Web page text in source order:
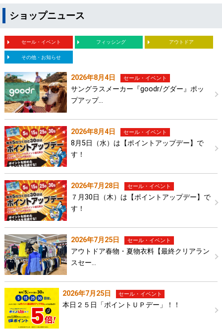
ショップニュース
セール・イベント フィッシング アウトドア
その他・お知らせ
2026年8月4日 セール・イベント
サングラスメーカー『goodr/グダー』ポッ
プアップ…
2026年8月4日 セール・イベント
8月5日（水）は【ポイントアップデー】で
す！
2026年7月28日 セール・イベント
７月30日（木）は【ポイントアップデー】で
す！
2026年7月25日 セール・イベント
アウトドア春物・夏物衣料【最終クリアラン
スセー…
2026年7月25日 セール・イベント
本日２５日「ポイントＵＰデー」！！